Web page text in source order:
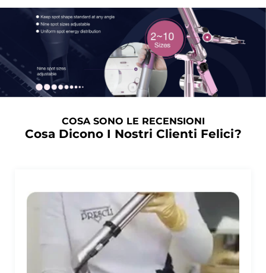
COSA SONO LE RECENSIONI
Cosa Dicono I Nostri Clienti Felici?